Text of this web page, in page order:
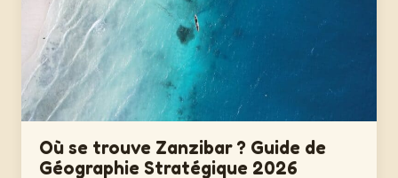
Où se trouve Zanzibar ? Guide de
Géographie Stratégique 2026